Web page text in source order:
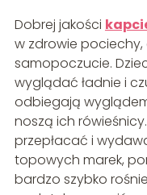
Dobrej jakości
w zdrowie pociechy,
samopoczucie.
wyglądać ładnie i
odbiegają
noszą ich
przepłacać i
topowych marek,
bardzo szybko